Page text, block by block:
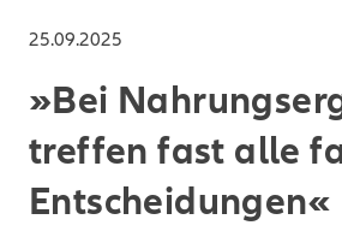
25.09.2025
»Bei
treffen fast alle
Entscheidungen«